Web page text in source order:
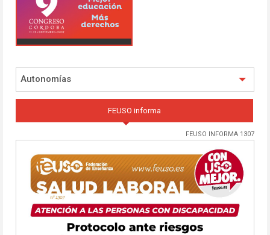
Autonomías
FEUSO informa
FEUSO INFORMA 1307